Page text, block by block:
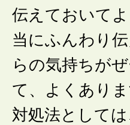
伝えておいて
当にふんわり
らの気持ちが
て、よくありま
対処法として